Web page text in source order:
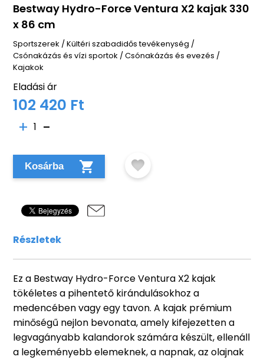
Bestway Hydro-Force Ventura X2 kajak 330
x 86 cm
Sportszerek /Kültéri szabadidős tevékenység /
Csónakázás és vízi sportok /Csónakázás és evezés /
Kajakok
Eladási ár
102 420 Ft
1
Kosárba
Részletek
Ez a Bestway Hydro-Force Ventura X2 kajak
tökéletes a pihentető kirándulásokhoz a
medencében vagy egy tavon. A kajak prémium
minőségű nejlon bevonata, amely kifejezetten a
legvagányabb kalandorok számára készült, ellenáll
a legkeményebb elemeknek, a napnak, az olajnak